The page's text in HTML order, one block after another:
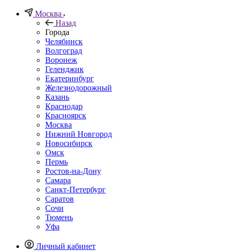
Москва
Назад
Города
Челябинск
Волгоград
Воронеж
Геленджик
Екатеринбург
Железнодорожный
Казань
Краснодар
Красноярск
Москва
Нижний Новгород
Новосибирск
Омск
Пермь
Ростов-на-Дону
Самара
Санкт-Петербург
Саратов
Сочи
Тюмень
Уфа
Личный кабинет